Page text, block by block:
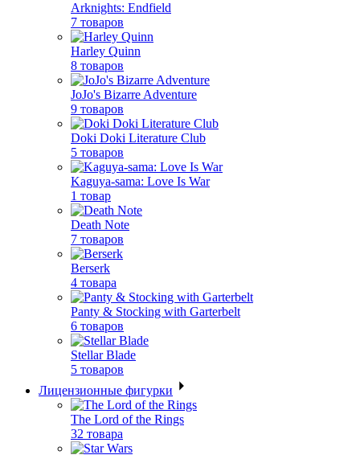
Arknights: Endfield
7 товаров
Harley Quinn
8 товаров
JoJo's Bizarre Adventure
9 товаров
Doki Doki Literature Club
5 товаров
Kaguya-sama: Love Is War
1 товар
Death Note
7 товаров
Berserk
4 товара
Panty & Stocking with Garterbelt
6 товаров
Stellar Blade
5 товаров
Лицензионные фигурки
The Lord of the Rings
32 товара